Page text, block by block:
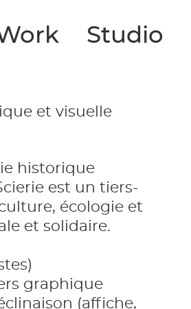
Studio
et visuelle
historique
est un tiers-
écologie et
et solidaire.
graphique
(affiche,